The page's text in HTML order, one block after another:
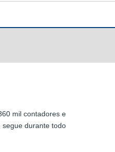
mil contadores e
segue durante todo